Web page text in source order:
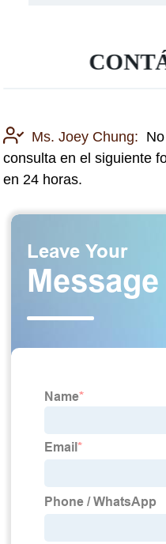
Ms. Joey Chung:
consulta en el siguiente
en 24 horas.